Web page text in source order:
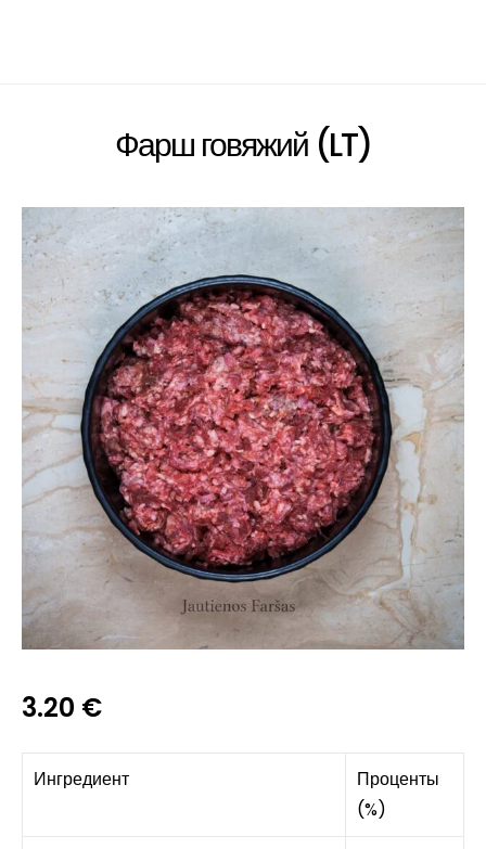
Фарш говяжий (LT)
3.20 €
Ингредиент
Проценты
(%)